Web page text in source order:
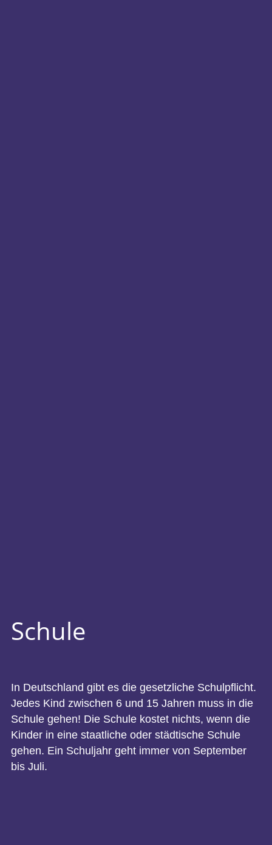
Schule
In Deutschland gibt es die gesetzliche Schulpflicht.
Jedes Kind zwischen 6 und 15 Jahren muss in die
Schule gehen! Die Schule kostet nichts, wenn die
Kinder in eine staatliche oder städtische Schule
gehen. Ein Schuljahr geht immer von September
bis Juli.